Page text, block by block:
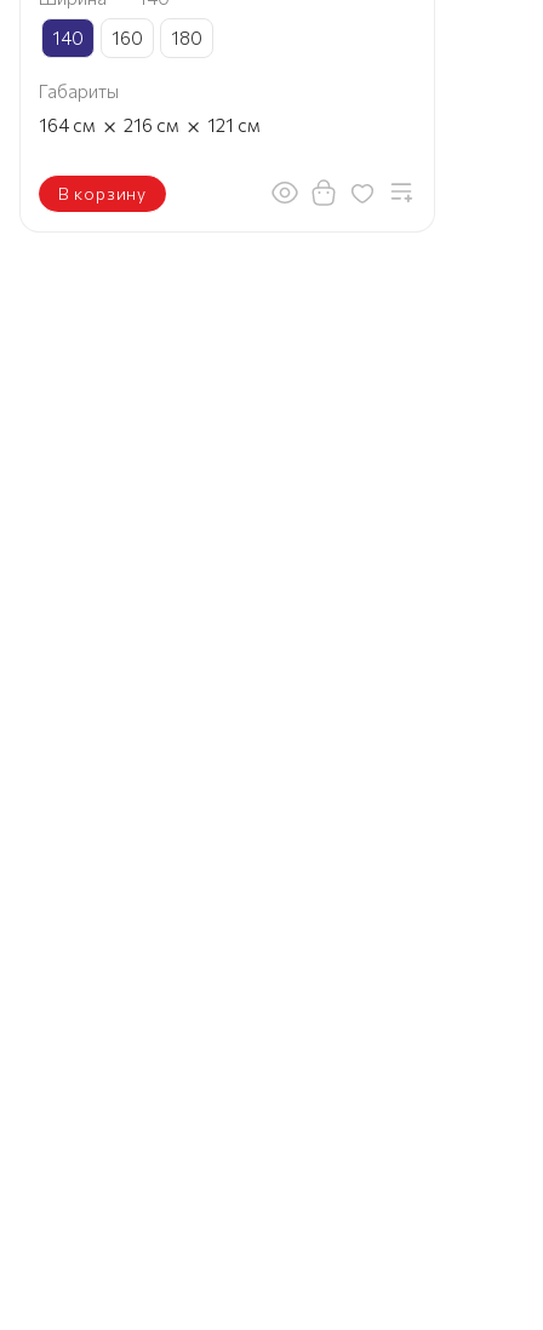
140
160 180
Габариты
164 см × 216 см × 121 см
В корзину